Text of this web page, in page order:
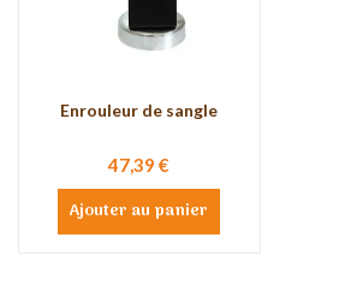
Enrouleur de sangle
47,39 €
Ajouter au panier